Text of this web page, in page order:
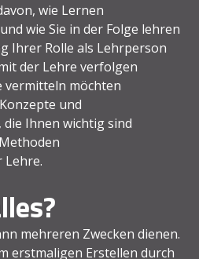
wie Lernen
wie Sie in der Folge lehren
Ihrer Rolle als Lehrperson
der Lehre verfolgen
vermitteln möchten
und
Ihnen wichtig sind
Lehre.
mehreren Zwecken dienen.
erstmaligen Erstellen durch